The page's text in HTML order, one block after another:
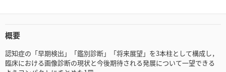
概要
認知症の「早期検出」「鑑別診断」「将来展望」を3本柱として構成し，
臨床における画像診断の現状と今後期待される発展について一望できる